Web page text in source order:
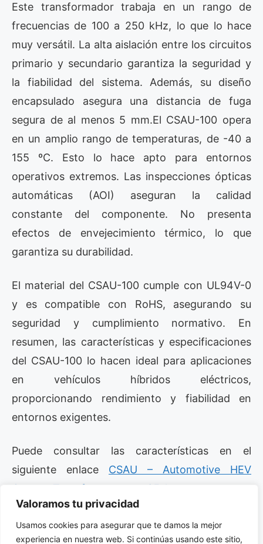
Valoramos tu privacidad
Usamos cookies para asegurar que te damos la mejor
experiencia en nuestra web. Si continúas usando este sitio,
Este transformador trabaja en un rango de
frecuencias de 100 a 250 kHz, lo que lo hace
muy versátil. La alta aislación entre los circuitos
primario y secundario garantiza la seguridad y
la fiabilidad del sistema. Además, su diseño
encapsulado asegura una distancia de fuga
segura de al menos 5 mm.El CSAU-100 opera
en un amplio rango de temperaturas, de -40 a
155 ºC. Esto lo hace apto para entornos
operativos extremos. Las inspecciones ópticas
automáticas (AOI) aseguran la calidad
constante del componente. No presenta
efectos de envejecimiento térmico, lo que
garantiza su durabilidad.
El material del CSAU-100 cumple con UL94V-0
y es compatible con RoHS, asegurando su
seguridad y cumplimiento normativo. En
resumen, las características y especificaciones
del CSAU-100 lo hacen ideal para aplicaciones
en vehículos híbridos eléctricos,
proporcionando rendimiento y fiabilidad en
entornos exigentes.
Puede consultar las características en el
siguiente enlace CSAU – Automotive HEV
Current Transformer up to 35 Apms.
3. Aplicaciones